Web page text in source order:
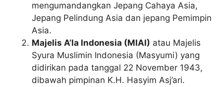
mengumandangkan Jepang Cahaya Asia,
Jepang Pelindung Asia dan jepang Pemimpin
Asia.
Majelis A’la Indonesia (MIAI) atau Majelis
Syura Muslimin Indonesia (Masyumi) yang
didirikan pada tanggal 22 November 1943,
dibawah pimpinan K.H. Hasyim Asj’ari.